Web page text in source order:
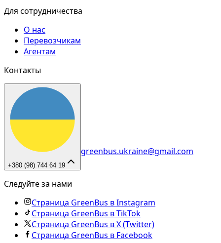
Для сотрудничества
О нас
Перевозчикам
Агентам
Контакты
+380 (98) 744 64 19
greenbus.ukraine@gmail.com
Следуйте за нами
Страница GreenBus в Instagram
Страница GreenBus в TikTok
Страница GreenBus в X (Twitter)
Страница GreenBus в Facebook